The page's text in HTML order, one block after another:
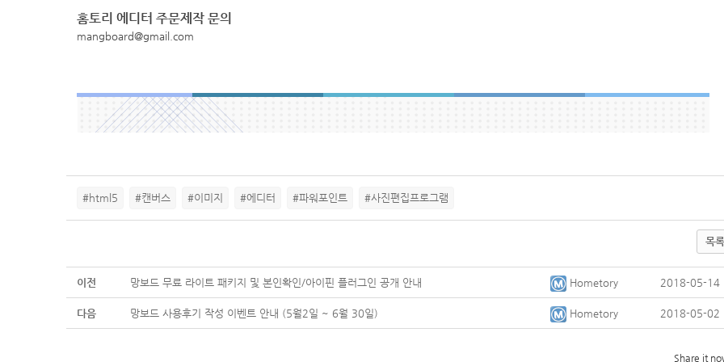
홈토리 에디터 주문제작 문의
mangboard@gmail.com
#html5 #캔버스 #이미지 #에디터 #파워포인트 #사진편집프로그램
목록
이전 망보드 무료 라이트 패키지 및 본인확인/아이핀 플러그인 공개 안내 Hometory 2018-05-14
다음 망보드 사용후기 작성 이벤트 안내 (5월2일 ~ 6월 30일) Hometory 2018-05-02
Share it